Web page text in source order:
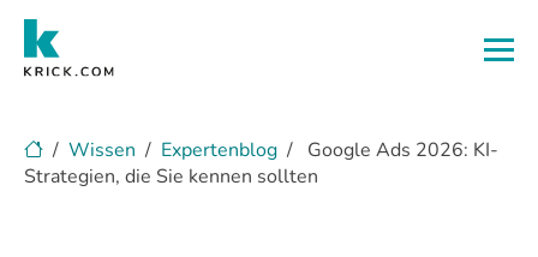
Wissen Expertenblog
Google Ads 2026: KI-
Strategien, die Sie kennen sollten